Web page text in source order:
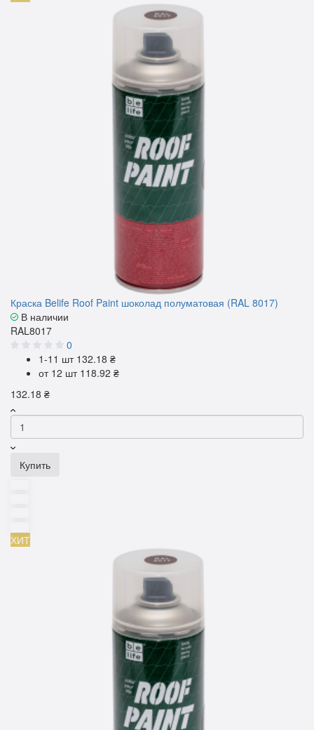
Краска Belife Roof Paint шоколад полуматовая (RAL 8017)
В наличии
RAL8017
0
1-11 шт 132.18 ₴
от 12 шт 118.92 ₴
132.18 ₴
Купить
ХИТ